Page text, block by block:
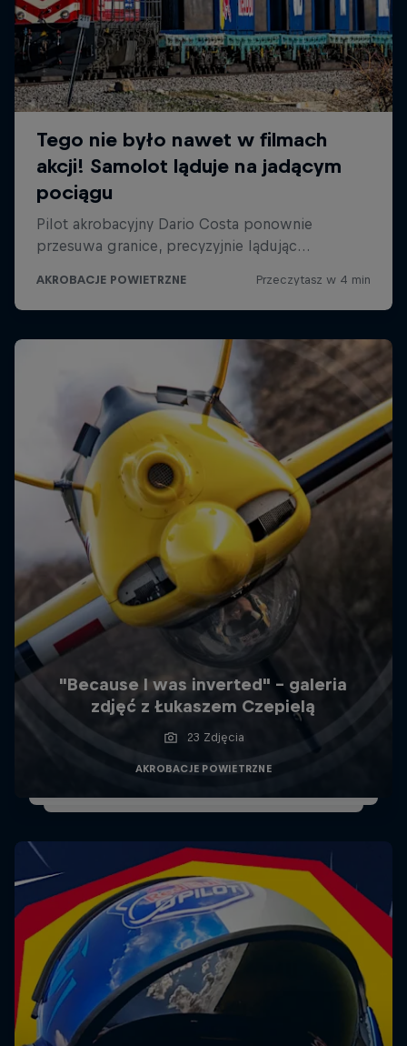
"Because I was inverted" - galeria
zdjęć z Łukaszem Czepielą
23 Zdjęcia
AKROBACJE POWIETRZNE